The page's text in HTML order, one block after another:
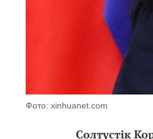
Фото: xinhuanet.com
Солтүстік